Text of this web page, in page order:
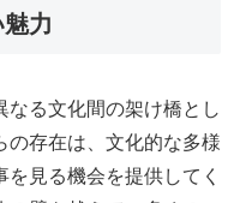
力
なる文化間の架け橋とし
の存在は、文化的な多様
見る機会を提供してく